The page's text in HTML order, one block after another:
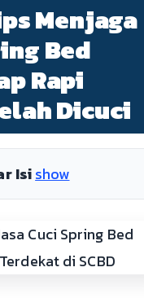
Menjaga
Bed
Rapi
Dicuci
Isishow